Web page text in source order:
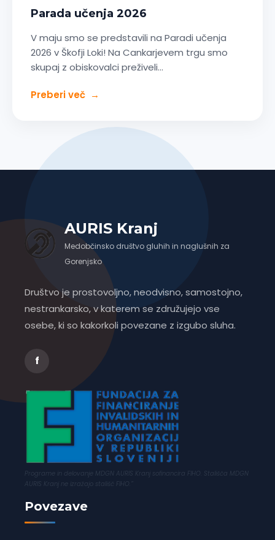
Parada učenja 2026
V maju smo se predstavili na Paradi učenja
2026 v Škofji Loki! Na Cankarjevem trgu smo
skupaj z obiskovalci preživeli…
Preberi več →
AURIS Kranj
Medobčinsko društvo gluhih in naglušnih za
Gorenjsko
Društvo je prostovoljno, neodvisno, samostojno,
nestrankarsko, v katerem se združujejo vse
osebe, ki so kakorkoli povezane z izgubo sluha.
f
Programe in delovanje MDGN AURIS Kranj sofinancira FIHO. Stališča MDGN
AURIS Kranj ne izražajo stališč FIHO.”
Povezave